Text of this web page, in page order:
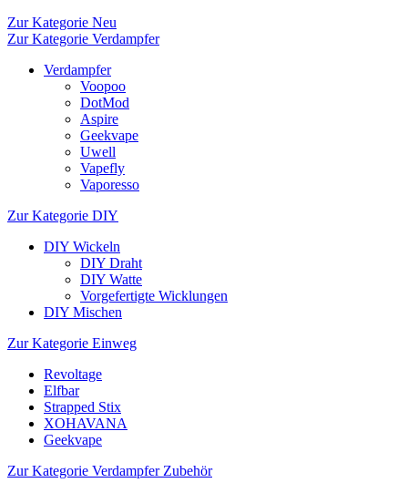
Zur Kategorie Neu
Zur Kategorie Verdampfer
Verdampfer
Voopoo
DotMod
Aspire
Geekvape
Uwell
Vapefly
Vaporesso
Zur Kategorie DIY
DIY Wickeln
DIY Draht
DIY Watte
Vorgefertigte Wicklungen
DIY Mischen
Zur Kategorie Einweg
Revoltage
Elfbar
Strapped Stix
XOHAVANA
Geekvape
Zur Kategorie Verdampfer Zubehör